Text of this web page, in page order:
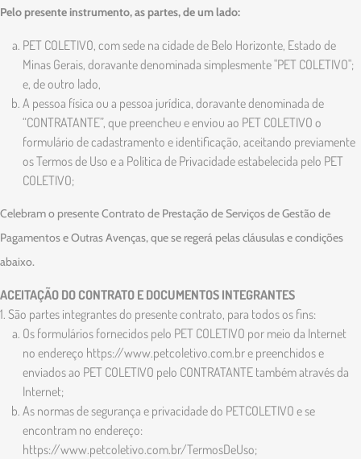
Pelo presente instrumento, as partes, de um lado:
PET COLETIVO, com sede na cidade de Belo Horizonte, Estado de
Minas Gerais, doravante denominada simplesmente "PET COLETIVO";
e, de outro lado,
A pessoa física ou a pessoa jurídica, doravante denominada de
“CONTRATANTE”, que preencheu e enviou ao PET COLETIVO o
formulário de cadastramento e identificação, aceitando previamente
os Termos de Uso e a Política de Privacidade estabelecida pelo PET
COLETIVO;
Celebram o presente Contrato de Prestação de Serviços de Gestão de
Pagamentos e Outras Avenças, que se regerá pelas cláusulas e condições
abaixo.
ACEITAÇÃO DO CONTRATO E DOCUMENTOS INTEGRANTES
1. São partes integrantes do presente contrato, para todos os fins:
Os formulários fornecidos pelo PET COLETIVO por meio da Internet
no endereço https://www.petcoletivo.com.br e preenchidos e
enviados ao PET COLETIVO pelo CONTRATANTE também através da
Internet;
As normas de segurança e privacidade do PETCOLETIVO e se
encontram no endereço:
https://www.petcoletivo.com.br/TermosDeUso;